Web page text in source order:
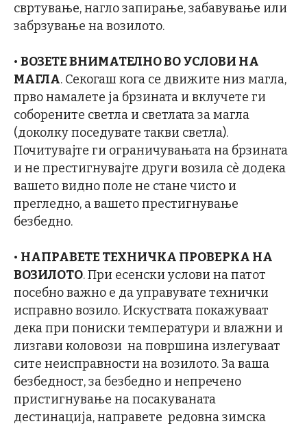
свртување, нагло запирање, забавување или
забрзување на возилото.
• ВОЗЕТЕ ВНИМАТЕЛНО ВО УСЛОВИ НА
МАГЛА. Секогаш кога се движите низ магла,
прво намалете ја брзината и вклучете ги
соборените светла и светлата за магла
(доколку поседувате такви светла).
Почитувајте ги ограничувањата на брзината
и не престигнувајте други возила сè додека
вашето видно поле не стане чисто и
прегледно, а вашето престигнување
безбедно.
• НАПРАВЕТЕ ТЕХНИЧКА ПРОВЕРКА НА
ВОЗИЛОТО. При есенски услови на патот
посебно важно е да управувате технички
исправно возило. Искуствата покажуваат
дека при пониски температури и влажни и
лизгави коловози на површина излегуваат
сите неисправности на возилото. За ваша
безбедност, за безбедно и непречено
пристигнување на посакуваната
дестинација, направете редовна зимска